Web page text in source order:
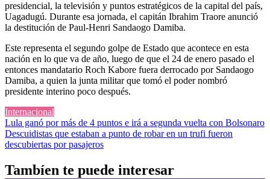
presidencial, la televisión y puntos estratégicos de la capital del país,
Uagadugú. Durante esa jornada, el capitán Ibrahim Traore anunció
la destitución de Paul-Henri Sandaogo Damiba.
Este representa el segundo golpe de Estado que acontece en esta
nación en lo que va de año, luego de que el 24 de enero pasado el
entonces mandatario Roch Kabore fuera derrocado por Sandaogo
Damiba, a quien la junta militar que tomó el poder nombró
presidente interino poco después.
Internacional
Navegación
de
Lula ganó por más de 4 puntos e irá a segunda vuelta con Bolsonaro
Descuidistas que estaban a punto de robar en un trufi fueron
descubiertas por pasajeros
Tambíen te puede interesar